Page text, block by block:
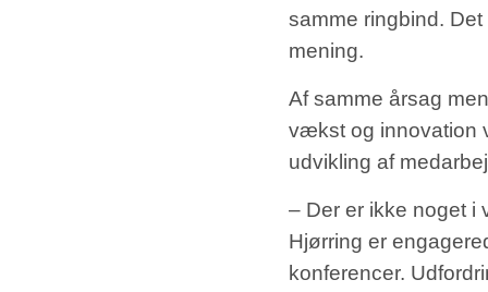
samme ringbind.
mening.
Af samme årsag
vækst og innovation
udvikling af
– Der er ikke noget i
Hjørring er
konferencer.